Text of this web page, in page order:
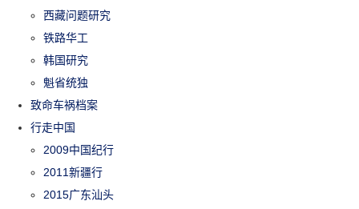
西藏问题研究
铁路华工
韩国研究
魁省统独
致命车祸档案
行走中国
2009中国纪行
2011新疆行
2015广东汕头